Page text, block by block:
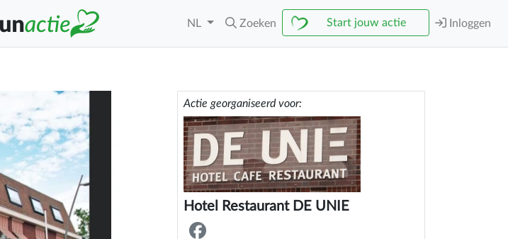
NL Zoeken Start jouw actie Inloggen
Actie georganiseerd voor:
Hotel Restaurant DE UNIE